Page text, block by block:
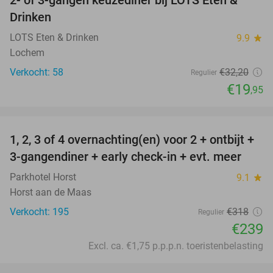
38%
Drinken
LOTS Eten & Drinken 9.9 star
Lochem
Verkocht: 58
Regulier €32,20
€19,95
25%
1, 2, 3 of 4 overnachting(en) voor 2 + ontbijt +
3-gangendiner + early check-in + evt. meer
Parkhotel Horst 9.1 star
Horst aan de Maas
Verkocht: 195
Regulier €318
€239
Excl. ca. €1,75 p.p.p.n. toeristenbelasting